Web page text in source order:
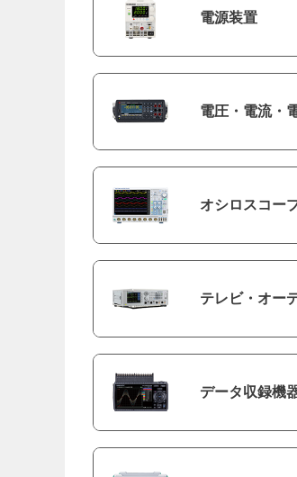
電源装置
電圧・電流・
オシロスコー
テレビ・オー
データ収録機